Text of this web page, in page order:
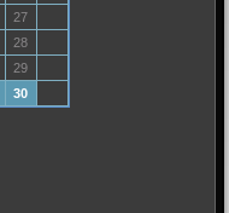
27
28
29
30